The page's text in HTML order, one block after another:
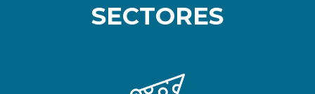
SECTORES